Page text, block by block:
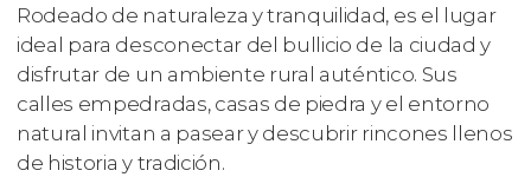
Rodeado de naturaleza y tranquilidad, es el lugar
ideal para desconectar del bullicio de la ciudad y
disfrutar de un ambiente rural auténtico. Sus
calles empedradas, casas de piedra y el entorno
natural invitan a pasear y descubrir rincones llenos
de historia y tradición.